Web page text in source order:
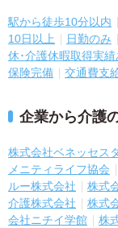
駅から徒歩10分以内
10日以上
日勤のみ
休･介護休暇取得実績
保険完備
交通費支
企業から介護
株式会社ベネッセス
メニティライフ協会
ルー株式会社
株式
介護株式会社
株式
会社ニチイ学館
株